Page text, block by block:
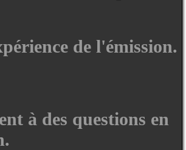
de l'émission.
à des questions en